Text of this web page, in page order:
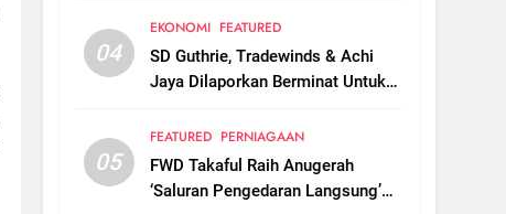
04
EKONOMI FEATURED
SD Guthrie, Tradewinds & Achi
Jaya Dilaporkan Berminat Untuk
05
FEATURED PERNIAGAAN
FWD Takaful Raih Anugerah
‘Saluran Pengedaran Langsung’